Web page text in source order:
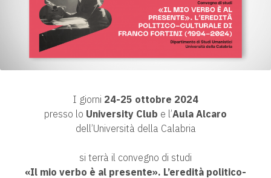
I giorni 24-25 ottobre 2024
presso lo University Club e l’Aula Alcaro
dell’Università della Calabria
si terrà il convegno di studi
«Il mio verbo è al presente». L’eredità politico-